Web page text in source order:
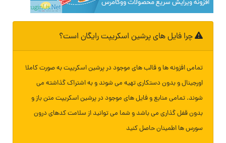
چرا فایل های پرشین اسکریپت رایگان است؟
تمامی افزونه ها و قالب های موجود در پرشین اسکریپت به صورت کاملا
اورجینال و بدون دستکاری تهیه می شوند و به اشتراک گذاشته می
شوند. تمامی منابع و فایل های موجود در پرشین اسکریپت متن باز و
بدون قفل گذاری می باشد و شما می توانید از سلامت کدهای درون
سورس ها اطمینان حاصل کنید